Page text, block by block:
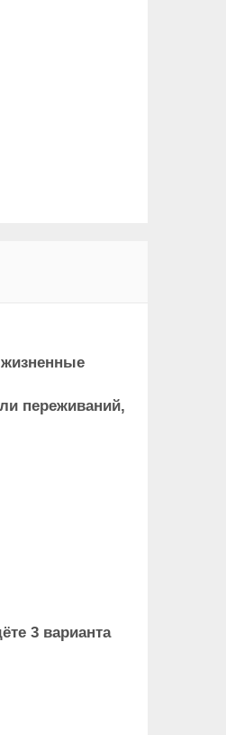
переживаний,
3 варианта